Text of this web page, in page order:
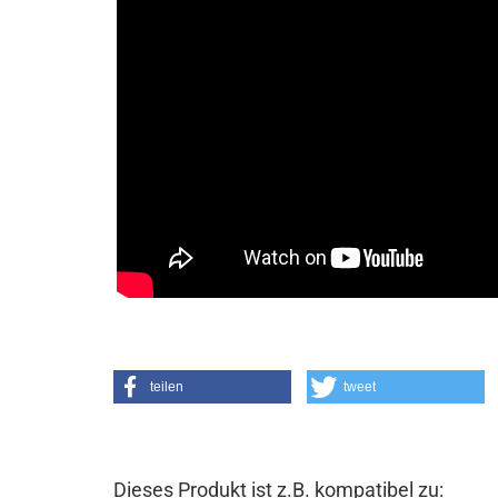
teilen tweet
Dieses Produkt ist z.B. kompatibel zu: